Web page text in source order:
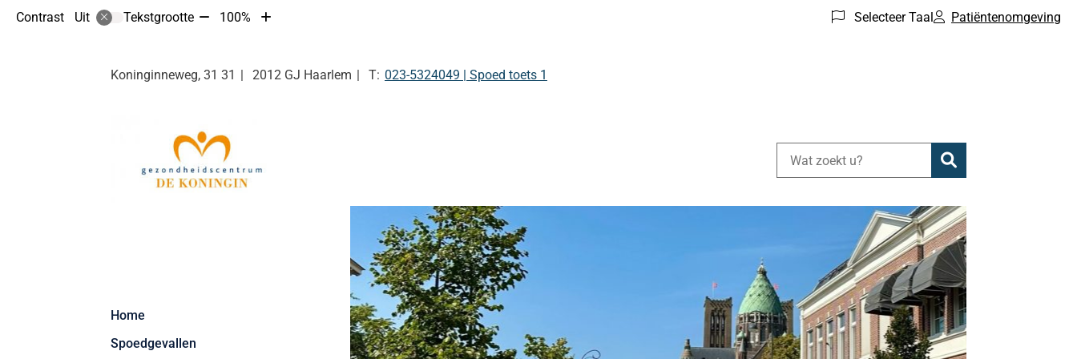
Contrast Uit Tekstgrootte Tekst
10%
100%
Tekst
10%
Selecteer Taal Patiëntenomgeving
Koninginneweg, 31 31 2012 GJ Haarlem Tel:
023-5324049 | Spoed toets 1
Zoeken
Home
Spoedgevallen